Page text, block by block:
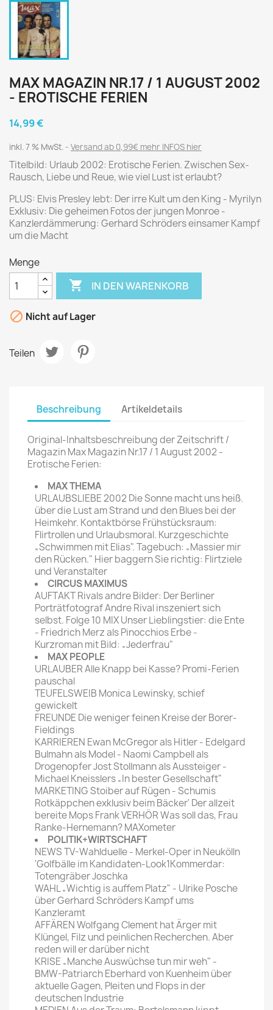
MAX MAGAZIN NR.17 / 1 AUGUST 2002
- EROTISCHE FERIEN
14,99 €
inkl. 7 % MwSt. Versand ab 0,99€ mehr INFOS hier
Titelbild: Urlaub 2002: Erotische Ferien. Zwischen Sex-
Rausch, Liebe und Reue, wie viel Lust ist erlaubt?
PLUS: Elvis Presley lebt: Der irre Kult um den King - Myrilyn
Exklusiv: Die geheimen Fotos der jungen Monroe -
Kanzlerdämmerung: Gerhard Schröders einsamer Kampf
um die Macht
Menge
 IN DEN WARENKORB
 Nicht auf Lager
Teilen
Beschreibung Artikeldetails
Original-Inhaltsbeschreibung der Zeitschrift /
Magazin Max Magazin Nr.17 / 1 August 2002 -
Erotische Ferien:
MAX THEMA
URLAUBSLIEBE 2002 Die Sonne macht uns heiß.
über die Lust am Strand und den Blues bei der
Heimkehr. Kontaktbörse Frühstücksraum:
Flirtrollen und Urlaubsmoral. Kurzgeschichte
„Schwimmen mit Elias". Tagebuch: „Massier mir
den Rücken." Hier baggern Sie richtig: Flirtziele
und Veranstalter
CIRCUS MAXIMUS
AUFTAKT Rivals andre Bilder: Der Berliner
Porträtfotograf Andre Rival inszeniert sich
selbst. Folge 10 MIX Unser Lieblingstier: die Ente
- Friedrich Merz als Pinocchios Erbe -
Kurzroman mit Bild: „Jederfrau"
MAX PEOPLE
URLAUBER Alle Knapp bei Kasse? Promi-Ferien
pauschal
TEUFELSWEIB Monica Lewinsky, schief
gewickelt
FREUNDE Die weniger feinen Kreise der Borer-
Fieldings
KARRIEREN Ewan McGregor als Hitler - Edelgard
Bulmahn als Model - Naomi Campbell als
Drogenopfer Jost Stollmann als Aussteiger -
Michael Kneisslers „In bester Gesellschaft"
MARKETING Stoiber auf Rügen - Schumis
Rotkäppchen exklusiv beim Bäcker' Der allzeit
bereite Mops Frank VERHÖR Was soll das, Frau
Ranke-Hernemann? MAXometer
POLITIK+WIRTSCHAFT
NEWS TV-Wahlduelle - Merkel-Oper in Neukölln
'Golfbälle im Kandidaten-Look1Kommerdar:
Totengräber Joschka
WAHL „Wichtig is auffem Platz" - Ulrike Posche
über Gerhard Schröders Kampf ums
Kanzleramt
AFFÄREN Wolfgang Clement hat Ärger mit
Klüngel, Filz und peinlichen Recherchen. Aber
reden will er darüber nicht
KRISE „Manche Auswüchse tun mir weh" -
BMW-Patriarch Eberhard von Kuenheim über
aktuelle Gagen, Pleiten und Flops in der
deutschen Industrie